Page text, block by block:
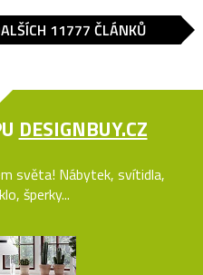
11777 ČLÁNKŮ
DESIGNBUY.CZ
světa! Nábytek, svítidla,
šperky...